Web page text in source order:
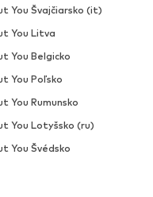
You Švajčiarsko (it)
You Litva
You Belgicko
You Poľsko
You Rumunsko
You Lotyšsko (ru)
You Švédsko